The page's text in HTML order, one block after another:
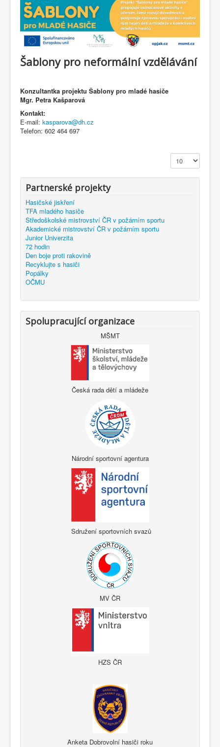
Šablony pro neformální vzdělávání
Konzultantka projektu Šablony pro mladé hasiče
Mgr. Petra Kašparová
Kontakt:
E-mail: kasparova@dh.cz
Telefon: 602 464 697
Zobrazit
Partnerské projekty
Hasičské jiskření
TFA mladého hasiče
Středoškolské mistrovství ČR v požárním sportu
Akademické mistrovství ČR v požárním sportu
Junior Univerzita
72 hodin
Den boje proti rakovině
Recyklujte s hasiči
Popálky
OČMU
Spolupracující organizace
MŠMT
Česká rada dětí a mládeže
Národní sportovní agentura
Sdružení sportovních svazů
MV ČR
HZS ČR
Anketa Dobrovolní hasiči roku